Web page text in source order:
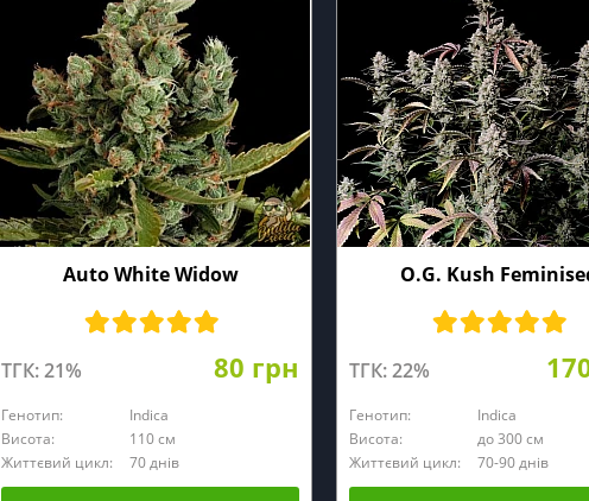
Auto White Widow
ТГК: 21% 80 грн
Генотип:
Indica
Висота:
110 см
Життєвий цикл:
70 днів
O.G. Kush
ТГК: 22%
Генотип:
Indica
Висота:
до 300 см
Життєвий цикл:
70-90 днів